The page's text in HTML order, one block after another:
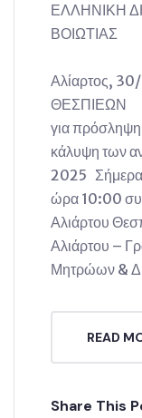
ΕΛΛΗΝΙΚΗ
ΒΟΙΩΤΙΑΣ
Αλίαρτος,
ΘΕΣΠΙΕΩΝ
για
κάλυψη των
2025 Σήμερα
ώρα 10:00
Αλιάρτου
Αλιάρτου –
Μητρώων &
READ
Share This